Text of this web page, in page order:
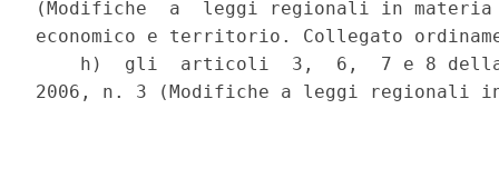
(Modifiche  a  leggi regionali in materia
economico e territorio. Collegato
h)  gli  articoli  3,  6,  7 e 8